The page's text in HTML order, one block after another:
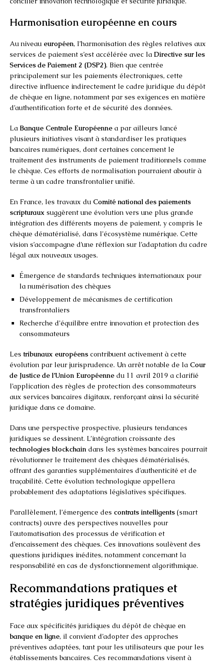
Harmonisation européenne en cours
Au niveau européen, l’harmonisation des règles relatives aux
services de paiement s’est accélérée avec la Directive sur les
Services de Paiement 2 (DSP2). Bien que centrée
principalement sur les paiements électroniques, cette
directive influence indirectement le cadre juridique du dépôt
de chèque en ligne, notamment par ses exigences en matière
d’authentification forte et de sécurité des données.
La Banque Centrale Européenne a par ailleurs lancé
plusieurs initiatives visant à standardiser les pratiques
bancaires numériques, dont certaines concernent le
traitement des instruments de paiement traditionnels comme
le chèque. Ces efforts de normalisation pourraient aboutir à
terme à un cadre transfrontalier unifié.
En France, les travaux du Comité national des paiements
scripturaux suggèrent une évolution vers une plus grande
intégration des différents moyens de paiement, y compris le
chèque dématérialisé, dans l’écosystème numérique. Cette
vision s’accompagne d’une réflexion sur l’adaptation du cadre
légal aux nouveaux usages.
Émergence de standards techniques internationaux pour
la numérisation des chèques
Développement de mécanismes de certification
transfrontaliers
Recherche d’équilibre entre innovation et protection des
consommateurs
Les tribunaux européens contribuent activement à cette
évolution par leur jurisprudence. Un arrêt notable de la Cour
de Justice de l’Union Européenne du 11 avril 2019 a clarifié
l’application des règles de protection des consommateurs
aux services bancaires digitaux, renforçant ainsi la sécurité
juridique dans ce domaine.
Dans une perspective prospective, plusieurs tendances
juridiques se dessinent. L’intégration croissante des
technologies blockchain dans les systèmes bancaires pourrait
révolutionner le traitement des chèques dématérialisés,
offrant des garanties supplémentaires d’authenticité et de
traçabilité. Cette évolution technologique appellera
probablement des adaptations législatives spécifiques.
Parallèlement, l’émergence des contrats intelligents (smart
contracts) ouvre des perspectives nouvelles pour
l’automatisation des processus de vérification et
d’encaissement des chèques. Ces innovations soulèvent des
questions juridiques inédites, notamment concernant la
responsabilité en cas de dysfonctionnement algorithmique.
Recommandations pratiques et
stratégies juridiques préventives
Face aux spécificités juridiques du dépôt de chèque en
banque en ligne, il convient d’adopter des approches
préventives adaptées, tant pour les utilisateurs que pour les
établissements bancaires. Ces recommandations visent à